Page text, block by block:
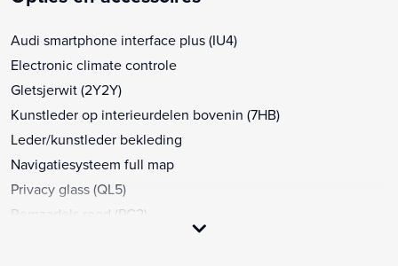
Audi smartphone interface plus (IU4)
Electronic climate controle
Gletsjerwit (2Y2Y)
Kunstleder op interieurdelen bovenin (7HB)
Leder/kunstleder bekleding
Navigatiesysteem full map
Privacy glass (QL5)
Remzadels rood (PC2)
S-interieur met sportstoelen en zwarte lederen-kunstlederen